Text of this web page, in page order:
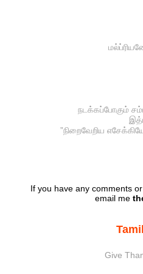
நடக்கப்போகும்
”நிறைவேறிய
If you have any comments
email me
Give